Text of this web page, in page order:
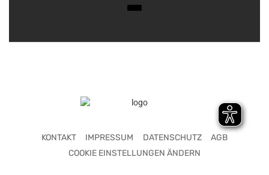
KONTAKT IMPRESSUM DATENSCHUTZ
AGB
COOKIE EINSTELLUNGEN ÄNDERN